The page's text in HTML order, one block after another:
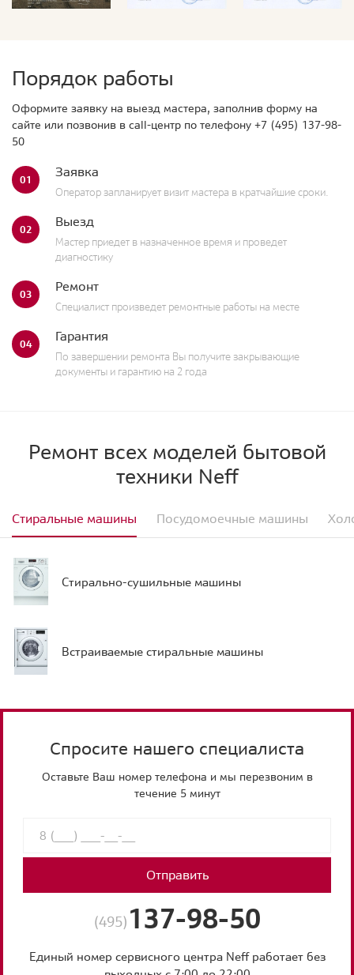
Порядок работы
Оформите заявку на выезд мастера, заполнив форму на
сайте или позвонив в call-центр по телефону +7 (495) 137-98-
50
01 Заявка
Оператор запланирует визит мастера в кратчайшие сроки.
02 Выезд
Мастер приедет в назначенное время и проведет
диагностику
03 Ремонт
Специалист произведет ремонтные работы на месте
04 Гарантия
По завершении ремонта Вы получите закрывающие
документы и гарантию на 2 года
Ремонт всех моделей бытовой
техники Neff
Стиральные машины Посудомоечные машины
Стирально-сушильные машины
Встраиваемые стиральные машины
Спросите нашего специалиста
Оставьте Ваш номер телефона и мы перезвоним в
течение 5 минут
Отправить
(495) 137-98-50
Единый номер сервисного центра Neff работает без